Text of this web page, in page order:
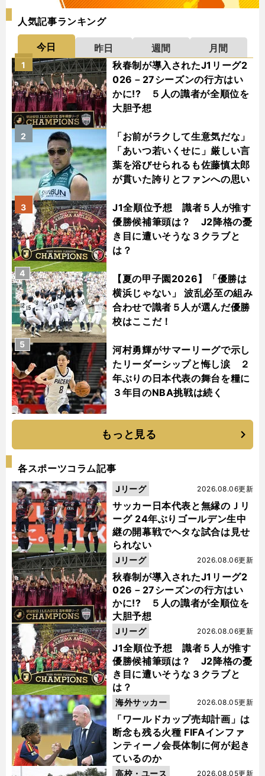
人気記事ランキング
今日 昨日 週間
月間
秋春制が導入されたJ1リーグ2
026－27シーズンの行方はい
かに!? ５人の識者が全順位を
大胆予想
1
「お前がラクして生意気だな」
「あいつ若いくせに」厳しい言
葉を浴びせられるも佐藤慎太郎
が貫いた誇りとファンへの思い
2
J1全順位予想 識者５人が推す
優勝候補筆頭は？ J2降格の憂
き目に遭いそうな３クラブと
は？
3
【夏の甲子園2026】「優勝は
横浜じゃない」 波乱必至の組み
合わせで識者５人が選んだ優勝
校はここだ！
4
河村勇輝がサマーリーグで示し
たリーダーシップと悔し涙 ２
年ぶりの日本代表の舞台を糧に
３年目のNBA挑戦は続く
5
もっと見る
各スポーツコラム記事
サッカー日本代表と無縁のＪリ
ーグ 24年ぶりゴールデン生中
継の開幕戦でヘタな試合は見せ
られない
2026.08.06更新
Jリーグ
秋春制が導入されたJ1リーグ2
026－27シーズンの行方はい
かに!? ５人の識者が全順位を
大胆予想
2026.08.06更新
Jリーグ
J1全順位予想 識者５人が推す
優勝候補筆頭は？ J2降格の憂
き目に遭いそうな３クラブと
は？
2026.08.06更新
Jリーグ
「ワールドカップ売却計画」は
断念も残る火種 FIFAインファ
ンティーノ会長体制に何が起き
ているのか
2026.08.05更新
海外サッカー
2026.08.05更新
高校・ユース